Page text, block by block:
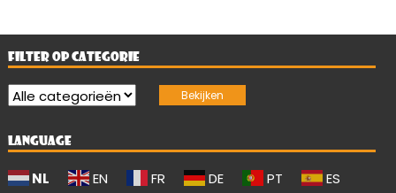
FILTER OP CATEGORIE
LANGUAGE
NL EN FR DE PT ES